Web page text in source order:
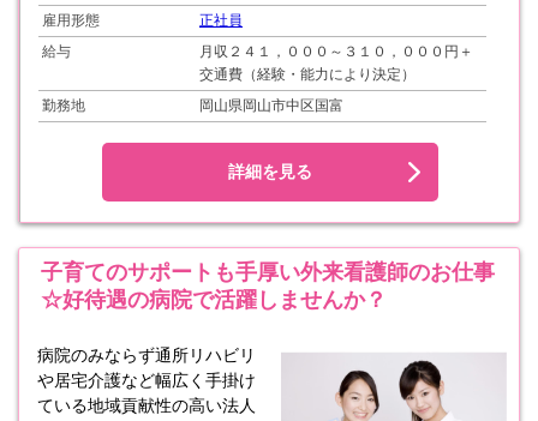
雇用形態
正社員
給与
月収２４１，０００～３１０，０００円＋
交通費（経験・能力により決定）
勤務地
岡山県岡山市中区国富
詳細を見る
子育てのサポートも手厚い外来看護師のお仕事
☆好待遇の病院で活躍しませんか？
病院のみならず通所リハビリ
や居宅介護など幅広く手掛け
ている地域貢献性の高い法人